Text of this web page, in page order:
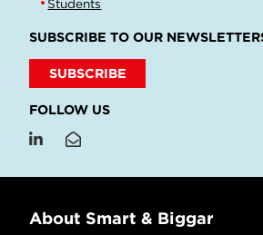
Students
SUBSCRIBE TO OUR
SUBSCRIBE
FOLLOW US
About Smart & Biggar